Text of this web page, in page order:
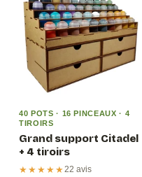
40 POTS · 16 PINCEAUX · 4
TIROIRS
Grand support Citadel
+ 4 tiroirs
★★★★★22 avis